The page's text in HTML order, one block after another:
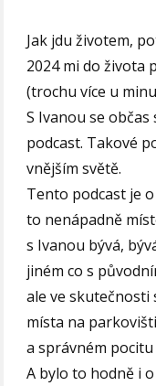
Jak jdu životem,
2024 mi do života
(trochu více u
S Ivanou se
podcast. Takové
vnějším světě.
Tento podcast je
to nenápadně
s Ivanou bývá,
jiném co s
ale ve skutečnosti
místa na
a správném
A bylo to hodně i